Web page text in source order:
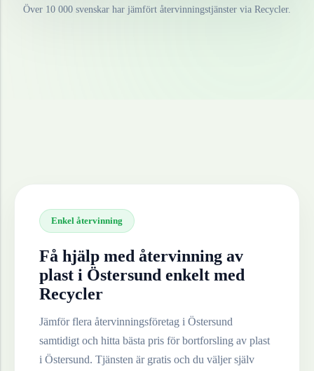
Över 10 000 svenskar har jämfört återvinningstjänster via Recycler.
Enkel återvinning
Få hjälp med återvinning av
plast i Östersund enkelt med
Recycler
Jämför flera återvinningsföretag i Östersund
samtidigt och hitta bästa pris för bortforsling av plast
i Östersund. Tjänsten är gratis och du väljer själv